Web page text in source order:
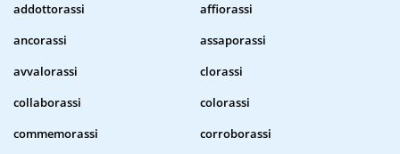
addottorassi
affiorassi
ancorassi
assaporassi
avvalorassi
clorassi
collaborassi
colorassi
commemorassi
corroborassi